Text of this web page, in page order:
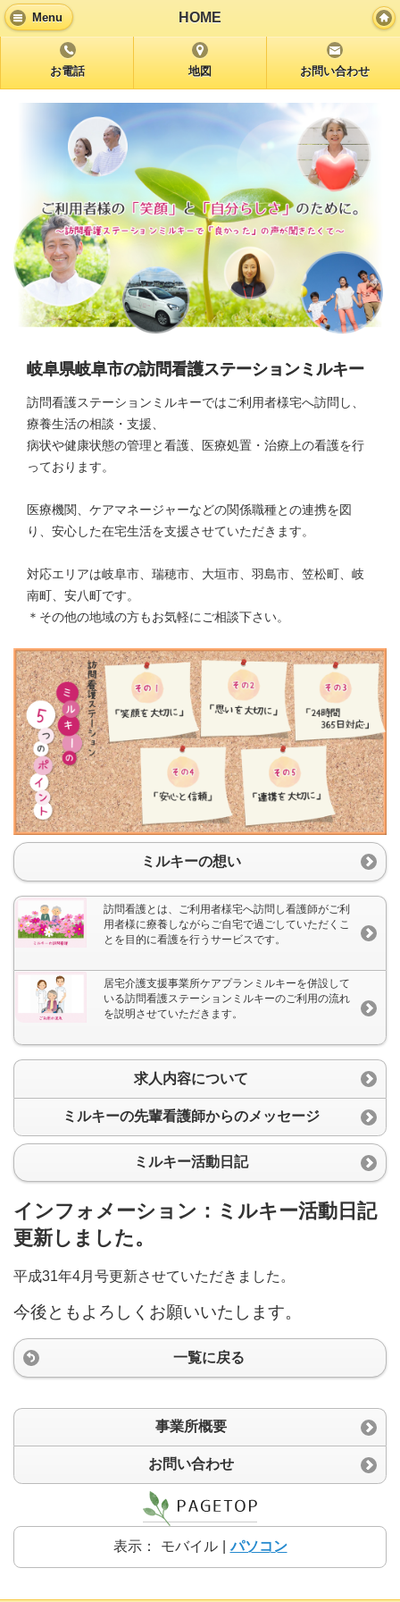
Menu HOME
お電話 地図 お問い合わせ
岐阜県岐阜市の訪問看護ステーションミルキー
訪問看護ステーションミルキーではご利用者様宅へ訪問し、
療養生活の相談・支援、
病状や健康状態の管理と看護、医療処置・治療上の看護を行
っております。
医療機関、ケアマネージャーなどの関係職種との連携を図
り、安心した在宅生活を支援させていただきます。
対応エリアは岐阜市、瑞穂市、大垣市、羽島市、笠松町、岐
南町、安八町です。
＊その他の地域の方もお気軽にご相談下さい。
ミルキーの想い
訪問看護とは、ご利用者様宅へ訪問し看護師がご利
用者様に療養しながらご自宅で過ごしていただくこ
とを目的に看護を行うサービスです。
居宅介護支援事業所ケアプランミルキーを併設して
いる訪問看護ステーションミルキーのご利用の流れ
を説明させていただきます。
求人内容について
ミルキーの先輩看護師からのメッセージ
ミルキー活動日記
インフォメーション：ミルキー活動日記
更新しました。
平成31年4月号更新させていただきました。
今後ともよろしくお願いいたします。
一覧に戻る
事業所概要
お問い合わせ
表示： モバイル パソコン